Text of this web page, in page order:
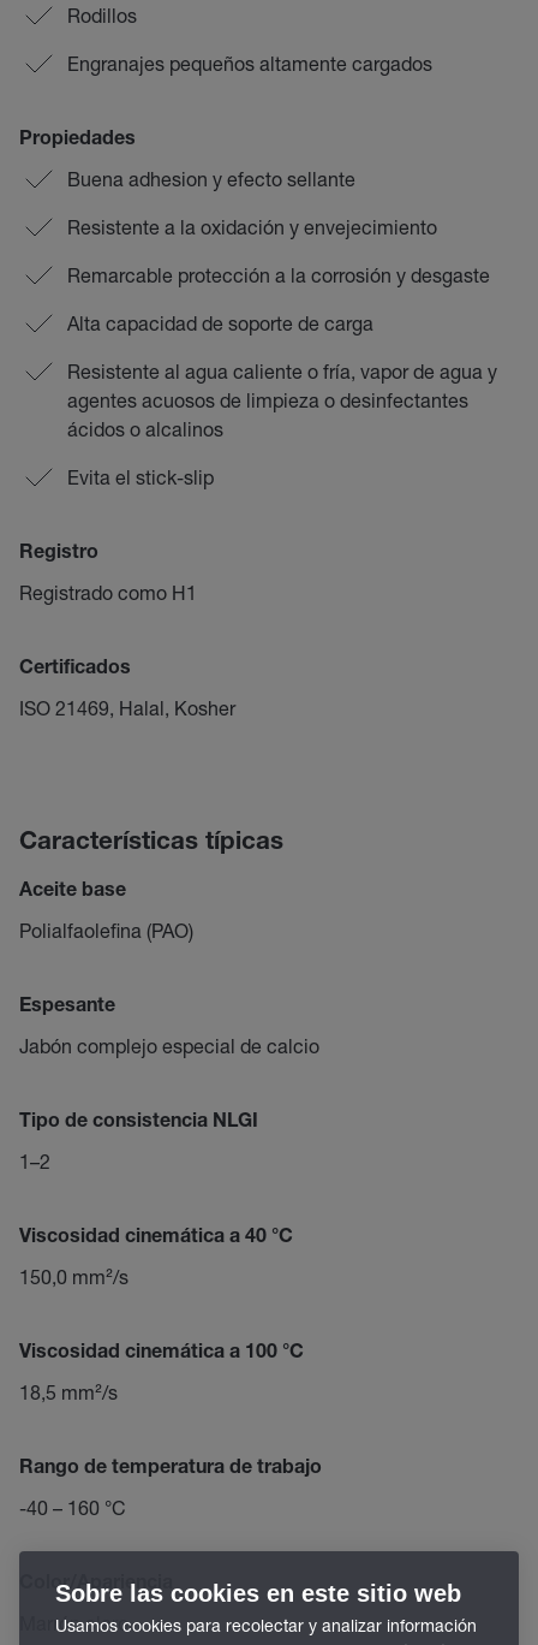
Rodillos
Engranajes pequeños altamente cargados
Propiedades
Buena adhesion y efecto sellante
Resistente a la oxidación y envejecimiento
Remarcable protección a la corrosión y desgaste
Alta capacidad de soporte de carga
Resistente al agua caliente o fría, vapor de agua y
agentes acuosos de limpieza o desinfectantes
ácidos o alcalinos
Evita el stick-slip
Registro
Registrado como H1
Certificados
ISO 21469, Halal, Kosher
Características típicas
Aceite base
Polialfaolefina (PAO)
Espesante
Jabón complejo especial de calcio
Tipo de consistencia NLGI
1–2
Viscosidad cinemática a 40 °C
150,0 mm²/s
Viscosidad cinemática a 100 °C
18,5 mm²/s
Rango de temperatura de trabajo
-40 – 160 °C
Color/Apariencia
Marrón claro
Sobre las cookies en este sitio web
Usamos cookies para recolectar y analizar información